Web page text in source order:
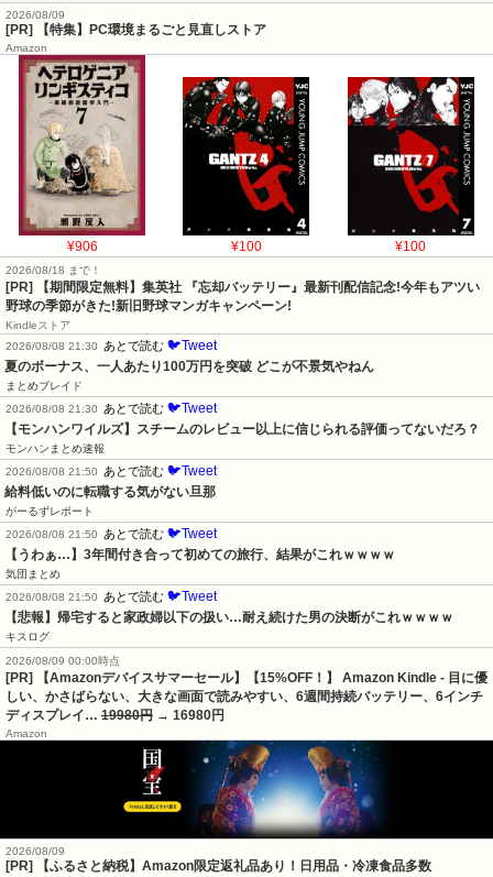
2026/08/09
[PR] 【特集】PC環境まるごと見直しストア
Amazon
¥906 ¥100 ¥100
2026/08/18 まで！
[PR] 【期間限定無料】集英社 『忘却バッテリー』最新刊配信記念!今年もアツい
野球の季節がきた!新旧野球マンガキャンペーン!
Kindleストア
2026/08/08 21:30
あとで読む 🐦Tweet
夏のボーナス、一人あたり100万円を突破 どこが不景気やねん
まとめブレイド
2026/08/08 21:30
あとで読む 🐦Tweet
【モンハンワイルズ】スチームのレビュー以上に信じられる評価ってないだろ？
モンハンまとめ速報
2026/08/08 21:50
あとで読む 🐦Tweet
給料低いのに転職する気がない旦那
がーるずレポート
2026/08/08 21:50
あとで読む 🐦Tweet
【うわぁ…】3年間付き合って初めての旅行、結果がこれｗｗｗｗ
気団まとめ
2026/08/08 21:50
あとで読む 🐦Tweet
【悲報】帰宅すると家政婦以下の扱い…耐え続けた男の決断がこれｗｗｗｗ
キスログ
2026/08/09 00:00時点
[PR] 【Amazonデバイスサマーセール】【15%OFF！】 Amazon Kindle - 目に優
しい、かさばらない、大きな画面で読みやすい、6週間持続バッテリー、6インチ
ディスプレイ… 19980円 → 16980円
Amazon
2026/08/09
[PR] 【ふるさと納税】Amazon限定返礼品あり！日用品・冷凍食品多数